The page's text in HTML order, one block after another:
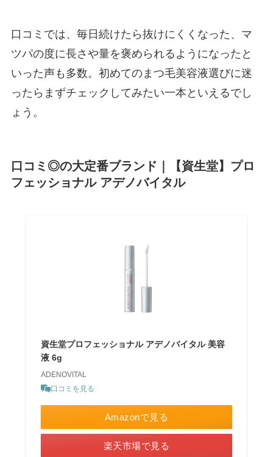
口コミでは、毎日続けたら抜けにくくなった、マ
ツパの度に長さや量を褒められるようになったと
いった声も多数。初めてのまつ毛美容液選びに迷
ったらまずチェックしてみたい一本といえるでし
ょう。
口コミ◎の大定番ブランド｜【資生堂】プロ
フェッショナル アデノバイタル
資生堂プロフェッショナル アデノバイタル 美容
液 6g
ADENOVITAL
口コミを見る
Amazonで見る
楽天市場で見る